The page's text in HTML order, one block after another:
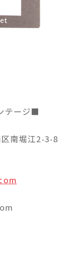
テージ■
南堀江2-3-8